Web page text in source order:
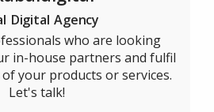
Digital Agency
who are looking
in-house partners and fulfil
your products or services.
Let's talk!